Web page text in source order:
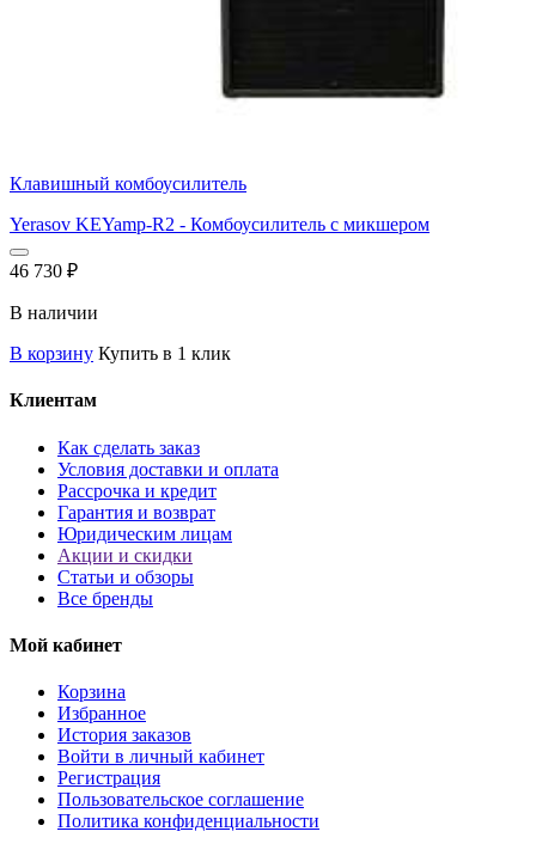
Клавишный комбоусилитель
Yerasov KEYamp-R2 - Комбоусилитель с микшером
46 730 ₽
В наличии
В корзину Купить в 1 клик
Клиентам
Как сделать заказ
Условия доставки и оплата
Рассрочка и кредит
Гарантия и возврат
Юридическим лицам
Акции и скидки
Статьи и обзоры
Все бренды
Мой кабинет
Корзина
Избранное
История заказов
Войти в личный кабинет
Регистрация
Пользовательское соглашение
Политика конфиденциальности